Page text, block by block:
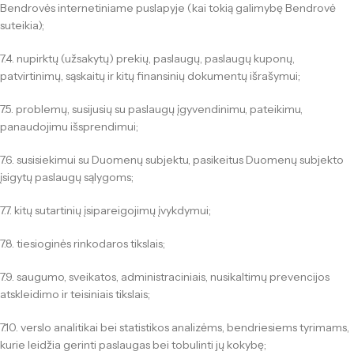
Bendrovės internetiniame puslapyje (kai tokią galimybę Bendrovė
suteikia);
7.4. nupirktų (užsakytų) prekių, paslaugų, paslaugų kuponų,
patvirtinimų, sąskaitų ir kitų finansinių dokumentų išrašymui;
7.5. problemų, susijusių su paslaugų įgyvendinimu, pateikimu,
panaudojimu išsprendimui;
7.6. susisiekimui su Duomenų subjektu, pasikeitus Duomenų subjekto
įsigytų paslaugų sąlygoms;
7.7. kitų sutartinių įsipareigojimų įvykdymui;
7.8. tiesioginės rinkodaros tikslais;
7.9. saugumo, sveikatos, administraciniais, nusikaltimų prevencijos
atskleidimo ir teisiniais tikslais;
7.10. verslo analitikai bei statistikos analizėms, bendriesiems tyrimams,
kurie leidžia gerinti paslaugas bei tobulinti jų kokybę;